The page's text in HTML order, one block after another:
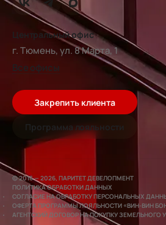
Центральный офис
г. Тюмень, ул. 8 Марта, 1
Все офисы
Закрепить клиента
Программа лояльности
© 2016 — 2026, ПАРИТЕТ ДЕВЕЛОПМЕНТ
ПОЛИТИКА ОБРАБОТКИ ДАННЫХ
СОГЛАСИЕ НА ОБРАБОТКУ ПЕРСОНАЛЬНЫХ
ОФЕРТА ПРОГРАММЫ ЛОЯЛЬНОСТИ «ВИН-ВИН
АГЕНТСКИЙ ДОГОВОР НА ПОКУПКУ ЗЕМЕЛЬНОГО